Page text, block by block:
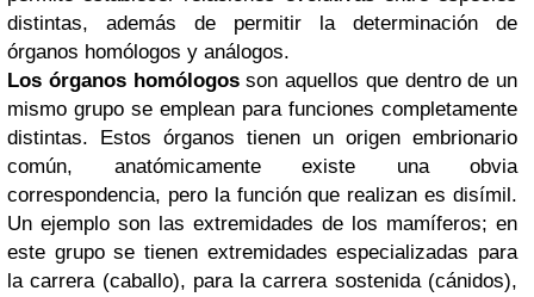
distintas, además de permitir la determinación de
órganos homólogos y análogos.
Los órganos homólogosson aquellos que dentro de un
mismo grupo se emplean para funciones completamente
distintas. Estos órganos tienen un origen embrionario
común, anatómicamente existe una obvia
correspondencia, pero la función que realizan es disímil.
Un ejemplo son las extremidades de los mamíferos; en
este grupo se tienen extremidades especializadas para
la carrera (caballo), para la carrera sostenida (cánidos),